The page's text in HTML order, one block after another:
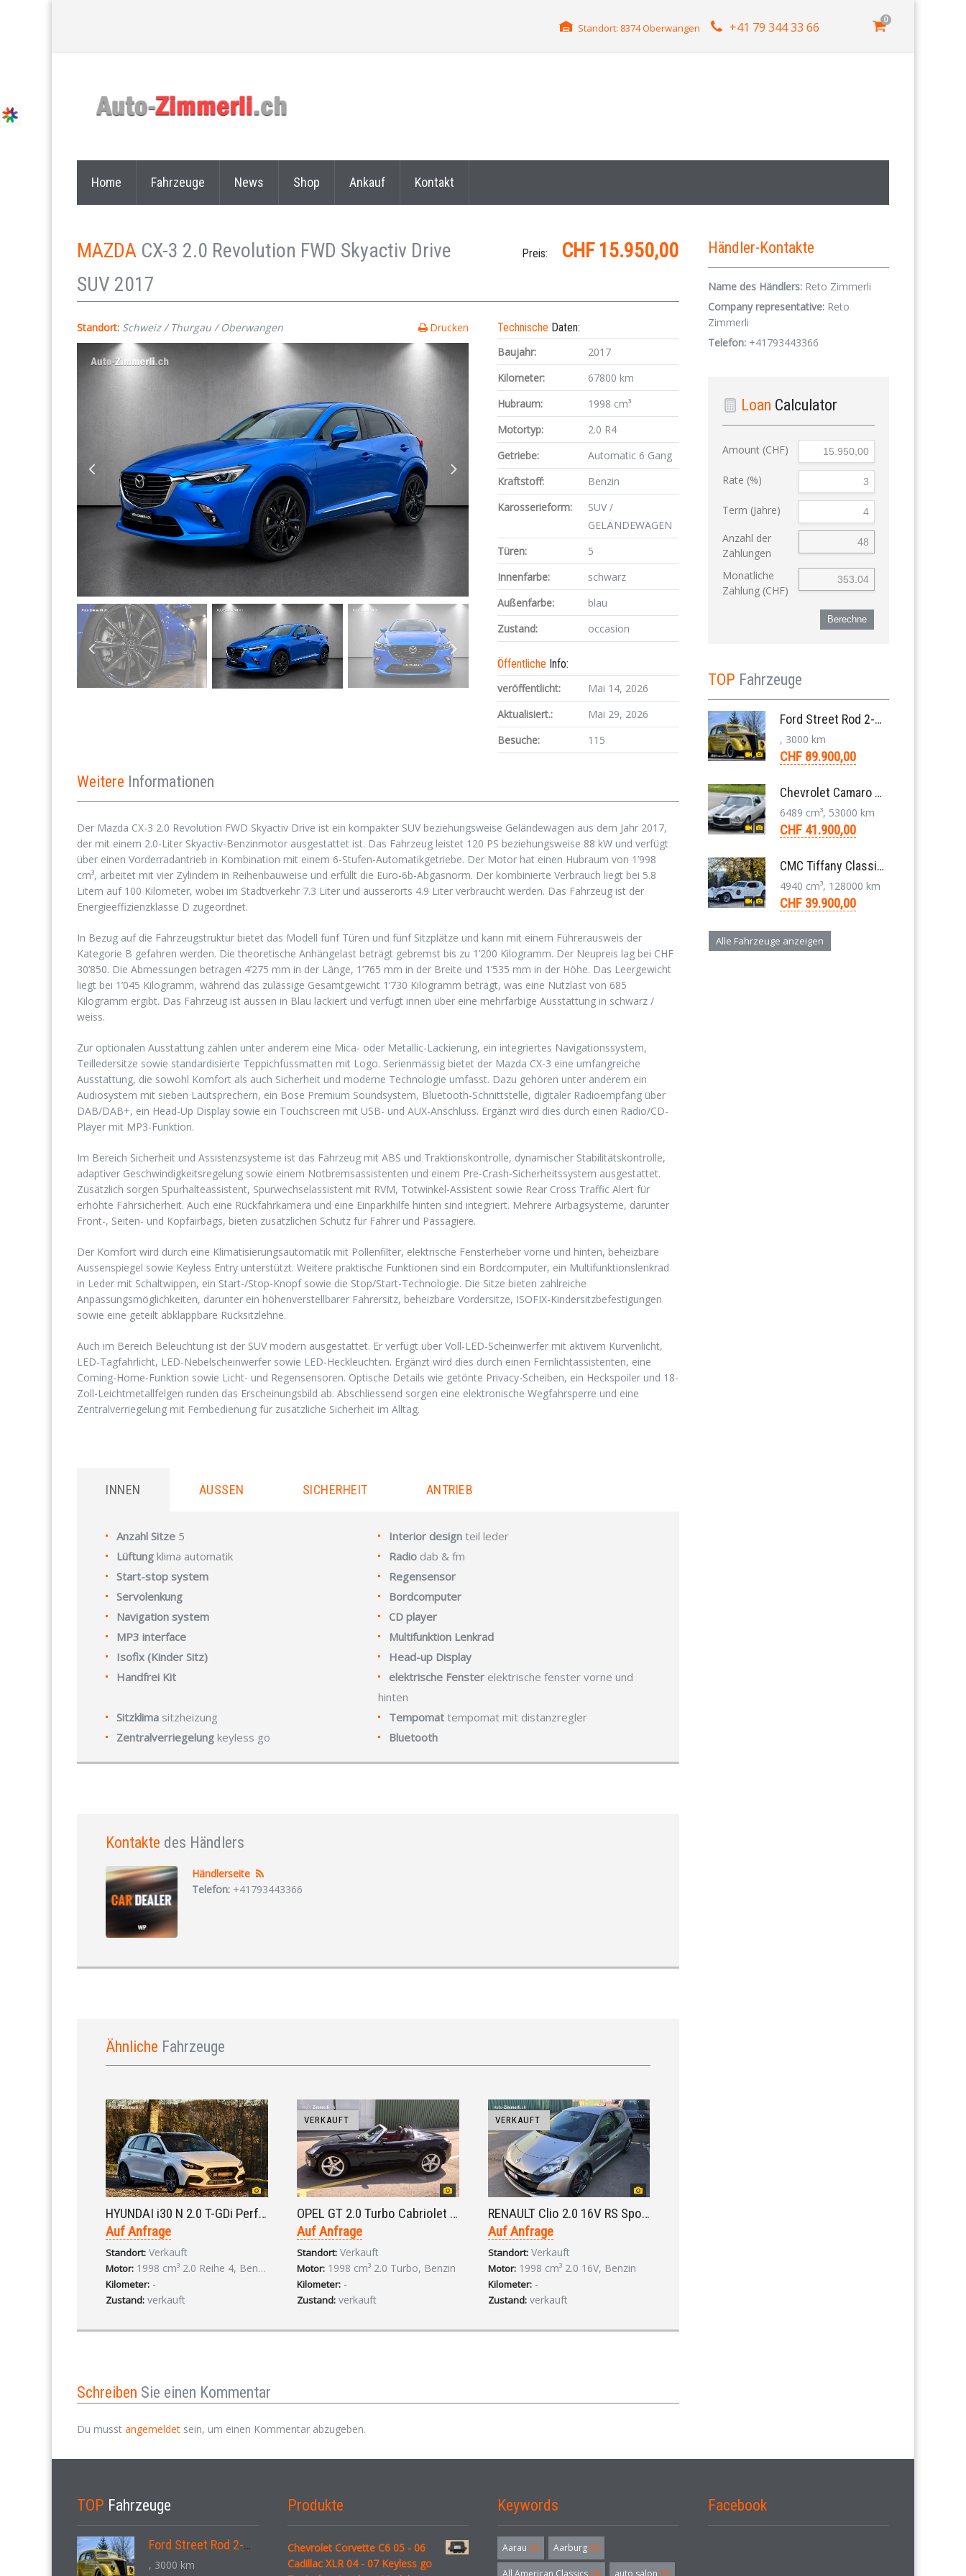
Standort: 8374 Oberwangen +41 79 344 33 66 0
Home Fahrzeuge News Shop Ankauf Kontakt
MAZDA CX-3 2.0 Revolution FWD Skyactiv Drive
SUV 2017
Preis: CHF 15.950,00
Standort: Schweiz / Thurgau / Oberwangen Drucken Technische Daten:
Baujahr:
2017
Kilometer:
67800 km
Hubraum:
1998 cm³
Motortyp:
2.0 R4
Getriebe:
Automatic 6 Gang
Kraftstoff:
Benzin
Karosserieform:
SUV /
GELÄNDEWAGEN
Türen:
5
Innenfarbe:
schwarz
Außenfarbe:
blau
Zustand:
occasion
Öffentliche Info:
veröffentlicht:
Mai 14, 2026
Aktualisiert.:
Mai 29, 2026
Besuche:
115
Weitere Informationen
Der Mazda CX-3 2.0 Revolution FWD Skyactiv Drive ist ein kompakter SUV beziehungsweise Geländewagen aus dem Jahr 2017,
der mit einem 2.0-Liter Skyactiv-Benzinmotor ausgestattet ist. Das Fahrzeug leistet 120 PS beziehungsweise 88 kW und verfügt
über einen Vorderradantrieb in Kombination mit einem 6-Stufen-Automatikgetriebe. Der Motor hat einen Hubraum von 1’998
cm³, arbeitet mit vier Zylindern in Reihenbauweise und erfüllt die Euro-6b-Abgasnorm. Der kombinierte Verbrauch liegt bei 5.8
Litern auf 100 Kilometer, wobei im Stadtverkehr 7.3 Liter und ausserorts 4.9 Liter verbraucht werden. Das Fahrzeug ist der
Energieeffizienzklasse D zugeordnet.
In Bezug auf die Fahrzeugstruktur bietet das Modell fünf Türen und fünf Sitzplätze und kann mit einem Führerausweis der
Kategorie B gefahren werden. Die theoretische Anhängelast beträgt gebremst bis zu 1’200 Kilogramm. Der Neupreis lag bei CHF
30’850. Die Abmessungen betragen 4’275 mm in der Länge, 1’765 mm in der Breite und 1’535 mm in der Höhe. Das Leergewicht
liegt bei 1’045 Kilogramm, während das zulässige Gesamtgewicht 1’730 Kilogramm beträgt, was eine Nutzlast von 685
Kilogramm ergibt. Das Fahrzeug ist aussen in Blau lackiert und verfügt innen über eine mehrfarbige Ausstattung in schwarz /
weiss.
Zur optionalen Ausstattung zählen unter anderem eine Mica- oder Metallic-Lackierung, ein integriertes Navigationssystem,
Teilledersitze sowie standardisierte Teppichfussmatten mit Logo. Serienmässig bietet der Mazda CX-3 eine umfangreiche
Ausstattung, die sowohl Komfort als auch Sicherheit und moderne Technologie umfasst. Dazu gehören unter anderem ein
Audiosystem mit sieben Lautsprechern, ein Bose Premium Soundsystem, Bluetooth-Schnittstelle, digitaler Radioempfang über
DAB/DAB+, ein Head-Up Display sowie ein Touchscreen mit USB- und AUX-Anschluss. Ergänzt wird dies durch einen Radio/CD-
Player mit MP3-Funktion.
Im Bereich Sicherheit und Assistenzsysteme ist das Fahrzeug mit ABS und Traktionskontrolle, dynamischer Stabilitätskontrolle,
adaptiver Geschwindigkeitsregelung sowie einem Notbremsassistenten und einem Pre-Crash-Sicherheitssystem ausgestattet.
Zusätzlich sorgen Spurhalteassistent, Spurwechselassistent mit RVM, Totwinkel-Assistent sowie Rear Cross Traffic Alert für
erhöhte Fahrsicherheit. Auch eine Rückfahrkamera und eine Einparkhilfe hinten sind integriert. Mehrere Airbagsysteme, darunter
Front-, Seiten- und Kopfairbags, bieten zusätzlichen Schutz für Fahrer und Passagiere.
Der Komfort wird durch eine Klimatisierungsautomatik mit Pollenfilter, elektrische Fensterheber vorne und hinten, beheizbare
Aussenspiegel sowie Keyless Entry unterstützt. Weitere praktische Funktionen sind ein Bordcomputer, ein Multifunktionslenkrad
in Leder mit Schaltwippen, ein Start-/Stop-Knopf sowie die Stop/Start-Technologie. Die Sitze bieten zahlreiche
Anpassungsmöglichkeiten, darunter ein höhenverstellbarer Fahrersitz, beheizbare Vordersitze, ISOFIX-Kindersitzbefestigungen
sowie eine geteilt abklappbare Rücksitzlehne.
Auch im Bereich Beleuchtung ist der SUV modern ausgestattet. Er verfügt über Voll-LED-Scheinwerfer mit aktivem Kurvenlicht,
LED-Tagfahrlicht, LED-Nebelscheinwerfer sowie LED-Heckleuchten. Ergänzt wird dies durch einen Fernlichtassistenten, eine
Coming-Home-Funktion sowie Licht- und Regensensoren. Optische Details wie getönte Privacy-Scheiben, ein Heckspoiler und 18-
Zoll-Leichtmetallfelgen runden das Erscheinungsbild ab. Abschliessend sorgen eine elektronische Wegfahrsperre und eine
Zentralverriegelung mit Fernbedienung für zusätzliche Sicherheit im Alltag.
INNEN AUSSEN SICHERHEIT ANTRIEB
Anzahl Sitze 5 Interior design teil leder
Lüftung klima automatik Radio dab & fm
Start-stop system
Regensensor
Servolenkung
Bordcomputer
Navigation system
CD player
MP3 interface
Multifunktion Lenkrad
Isofix (Kinder Sitz)
Head-up Display
Handfrei Kit
elektrische Fenster elektrische fenster vorne und
hinten
Sitzklima sitzheizung Tempomat tempomat mit distanzregler
Zentralverriegelung keyless go Bluetooth
Kontakte des Händlers
Händlerseite
Telefon: +41793443366
Ähnliche Fahrzeuge
HYUNDAI i30 N 2.0 T-GDi Performance Kompaktsportler 6-Gang 2019
Auf Anfrage
Standort: Verkauft
Motor: 1998 cm³ 2.0 Reihe 4, Benzin
Kilometer: -
Zustand: verkauft
VERKAUFT
OPEL GT 2.0 Turbo Cabriolet 6-Gang 2009
Auf Anfrage
Standort: Verkauft
Motor: 1998 cm³ 2.0 Turbo, Benzin
Kilometer: -
Zustand: verkauft
VERKAUFT
RENAULT Clio 2.0 16V RS Sport Kleinwagen 6-Gang 2009
Auf Anfrage
Standort: Verkauft
Motor: 1998 cm³ 2.0 16V, Benzin
Kilometer: -
Zustand: verkauft
Schreiben Sie einen Kommentar
Du musst angemeldet sein, um einen Kommentar abzugeben.
Händler-Kontakte
Name des Händlers: Reto Zimmerli
Company representative: Reto
Zimmerli
Telefon: +41793443366
Loan Calculator
Amount (CHF)
Rate (%)
Term (Jahre)
Anzahl der
Zahlungen
Monatliche
Zahlung (CHF)
Berechne
TOP Fahrzeuge
Ford Street Rod 2-Door V8 Aut. 1937
, 3000 km
CHF 89.900,00
Chevrolet Camaro SS 396 LS3 Coupe Aut. 1971
6489 cm³, 53000 km
CHF 41.900,00
CMC Tiffany Classic Coupé Neoklassiker 5.0 V8 1991
4940 cm³, 128000 km
CHF 39.900,00
Alle Fahrzeuge anzeigen
TOP Fahrzeuge
Ford Street Rod 2-Door V8 Aut. 1937
, 3000 km
Produkte
Chevrolet Corvette C6 05 - 06
Cadillac XLR 04 - 07 Keyless go
Keywords
Aarau (3) Aarburg (3)
All American Classics (3) auto salon (3)
Facebook